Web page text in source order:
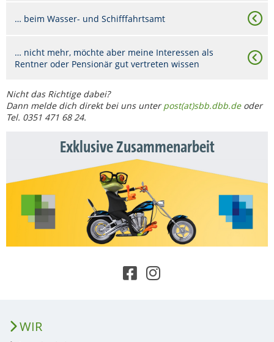
… beim Wasser- und Schifffahrtsamt
… nicht mehr, möchte aber meine Interessen als
Rentner oder Pensionär gut vertreten wissen
Nicht das Richtige dabei?
Dann melde dich direkt bei uns unterpost(at)sbb.dbb.deoder
Tel. 0351 471 68 24.
Exklusive Zusammenarbeit
WIR